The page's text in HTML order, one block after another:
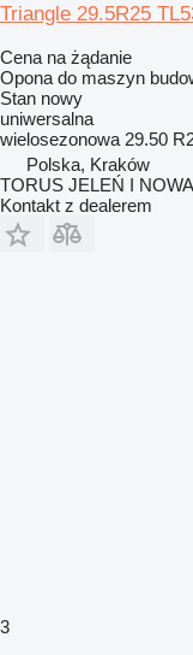
Triangle 29.5R25
Cena na żądanie
Opona do maszyn
Stan nowy
uniwersalna
wielosezonowa 29.50
Polska, Kraków
TORUS JELEŃ I
Kontakt z dealerem
3